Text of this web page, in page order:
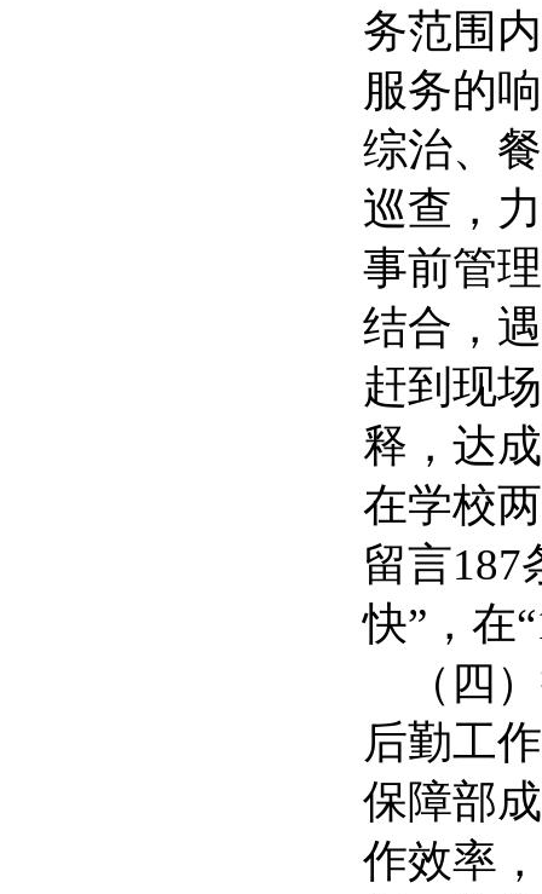
务范围
服务的
综治、
巡查，
事前管
结合，
赶到现
释，达
在学校
留言187
快”，在
（四）
后勤工
保障部
作效率